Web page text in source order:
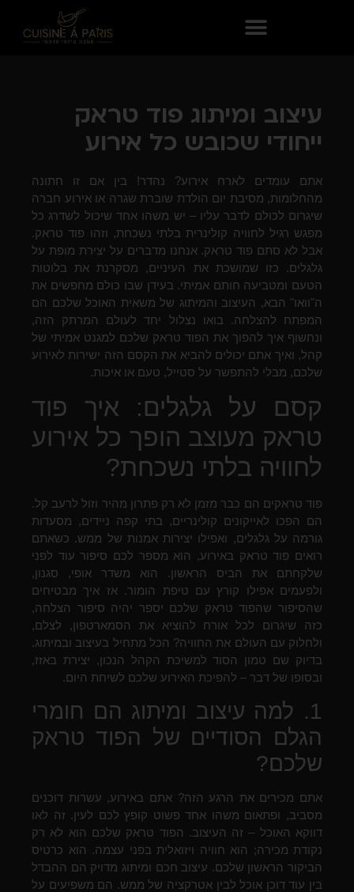
עיצוב ומיתוג פוד טראק
ייחודי שכובש כל אירוע
אתם עומדים לארח אירוע? נהדר! בין אם זו חתונה
מהחלומות, מסיבת יום הולדת שוברת שגרה או אירוע חברה
שיגרום לכולם לדבר עליו – יש משהו אחד שיכול לשדרג כל
מפגש רגיל לחוויה קולינרית בלתי נשכחת, וזהו פוד טראק.
אבל לא סתם פוד טראק. אנחנו מדברים על יצירת מופת על
גלגלים. כזו שמושכת את העיניים, מסקרנת את בלוטות
הטעם ומטביעה חותם אמיתי. בעידן שבו כולם מחפשים את
ה"וואו" הבא, העיצוב והמיתוג של משאית האוכל שלכם הם
המפתח להצלחה. בואו נצלול יחד לעולם המרתק הזה,
ונחשוף איך להפוך את הפוד טראק שלכם למגנט אמיתי של
קהל, ואיך אתם יכולים להביא את הקסם הזה ישירות לאירוע
שלכם, מבלי להתפשר על סטייל, טעם או איכות.
קסם על גלגלים: איך פוד
טראק מעוצב הופך כל אירוע
לחוויה בלתי נשכחת?
פוד טראקים הם כבר מזמן לא רק פתרון מהיר וזול לרעב קל.
הם הפכו לאייקונים קולינריים, בתי קפה ניידים, מסעדות
גורמה על גלגלים, ואפילו יצירות אמנות של ממש. כשאתם
רואים פוד טראק באירוע, הוא מספר לכם סיפור עוד לפני
שלקחתם את הביס הראשון. הוא משדר אופי, סגנון,
ולפעמים אפילו קורץ עם טיפת הומור. אז איך מבטיחים
שהסיפור שהפוד טראק שלכם יספר יהיה סיפור הצלחה,
כזה שיגרום לכל אורח להוציא את הסמארטפון, לצלם,
ולחלוק עם העולם את החוויה? הכל מתחיל בעיצוב ובמיתוג.
בדיוק שם טמון הסוד למשיכת הקהל הנכון, יצירת באזז,
ובסופו של דבר – להפיכת האירוע שלכם לשיחת היום.
1. למה עיצוב ומיתוג הם חומרי
הגלם הסודיים של הפוד טראק
שלכם?
אתם מכירים את הרגע הזה? אתם באירוע, עשרות דוכנים
מסביב, ופתאום משהו אחד פשוט קופץ לכם לעין. זה לאו
דווקא האוכל – זה העיצוב. הפוד טראק שלכם הוא לא רק
נקודת מכירה; הוא חוויה ויזואלית בפני עצמה. הוא כרטיס
הביקור הראשון שלכם. עיצוב חכם ומיתוג מדויק הם ההבדל
בין עוד דוכן אוכל לבין אטרקציה של ממש. הם משפיעים על